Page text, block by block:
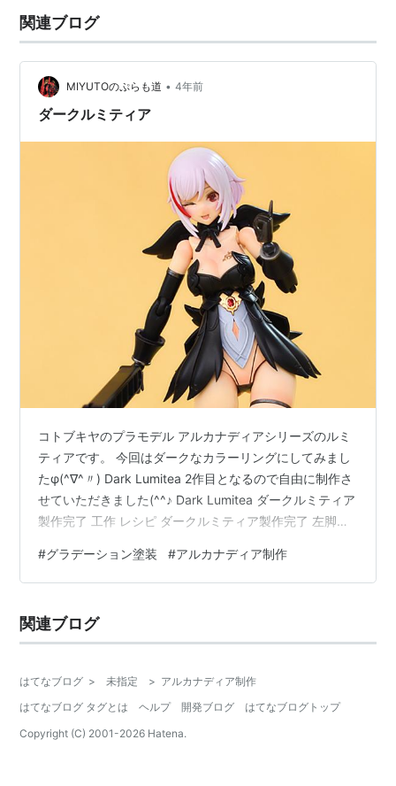
関連ブログ
MIYUTOのぷらも道 • 4年前
ダークルミティア
コトブキヤのプラモデル アルカナディアシリーズのルミ
ティアです。 今回はダークなカラーリングにしてみまし
たφ(^∇^〃) Dark Lumitea 2作目となるので自由に制作さ
せていただきました(^^♪ Dark Lumitea ダークルミティア
製作完了 工作 レシピ ダークルミティア製作完了 左脚は
ンで透け塗装 水転写デカールを左胸と腕に追加しました
ゴールドを使用したので肌に違和感なく馴染んだかと思
ので大丈夫です。 翼の塗装は元の造形に特に敬意を払い
つつ グラデーション塗装としてます。 …
#グラデーション塗装 #アルカナディア制作
関連ブログ
はてなブログ > 未指定 > アルカナディア制作
はてなブログ タグとは
ヘルプ 開発ブログ
はてなブログトップ
Copyright (C) 2001-2026 Hatena.